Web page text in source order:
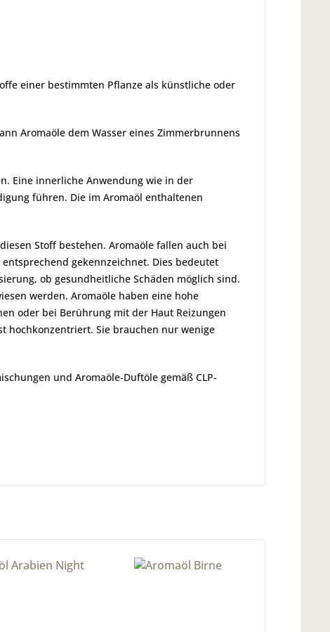
einer bestimmten Pflanze als künstliche oder
Aromaöle dem Wasser eines Zimmerbrunnens
Eine innerliche Anwendung wie in der
führen. Die im Aromaöl enthaltenen
Stoff bestehen. Aromaöle fallen auch bei
gekennzeichnet. Dies bedeutet
ob gesundheitliche Schäden möglich sind.
werden. Aromaöle haben eine hohe
oder bei Berührung mit der Haut Reizungen
hochkonzentriert. Sie brauchen nur wenige
und Aromaöle-Duftöle gemäß CLP-